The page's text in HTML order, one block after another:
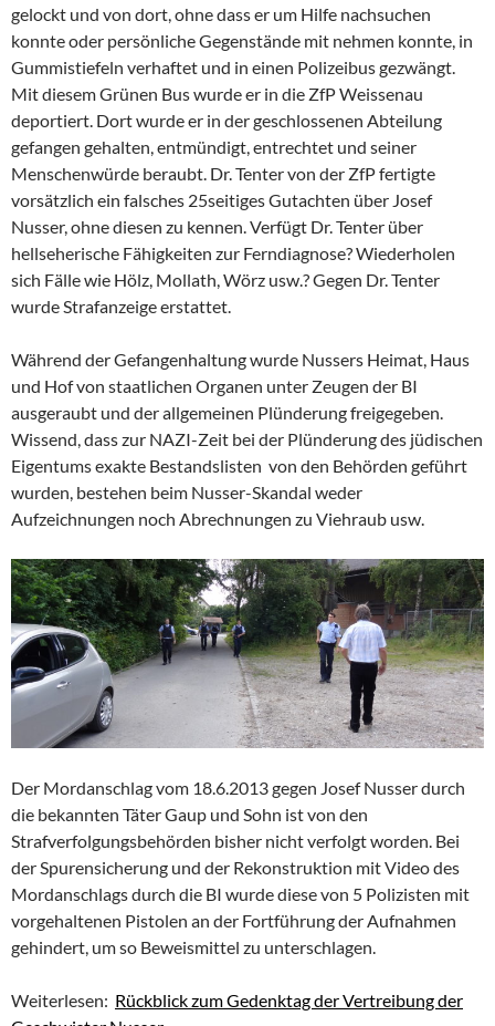
gelockt und von dort, ohne dass er um Hilfe nachsuchen
konnte oder persönliche Gegenstände mit nehmen konnte, in
Gummistiefeln verhaftet und in einen Polizeibus gezwängt.
Mit diesem Grünen Bus wurde er in die ZfP Weissenau
deportiert. Dort wurde er in der geschlossenen Abteilung
gefangen gehalten, entmündigt, entrechtet und seiner
Menschenwürde beraubt. Dr. Tenter von der ZfP fertigte
vorsätzlich ein falsches 25seitiges Gutachten über Josef
Nusser, ohne diesen zu kennen. Verfügt Dr. Tenter über
hellseherische Fähigkeiten zur Ferndiagnose? Wiederholen
sich Fälle wie Hölz, Mollath, Wörz usw.? Gegen Dr. Tenter
wurde Strafanzeige erstattet.
Während der Gefangenhaltung wurde Nussers Heimat, Haus
und Hof von staatlichen Organen unter Zeugen der BI
ausgeraubt und der allgemeinen Plünderung freigegeben.
Wissend, dass zur NAZI-Zeit bei der Plünderung des jüdischen
Eigentums exakte Bestandslisten von den Behörden geführt
wurden, bestehen beim Nusser-Skandal weder
Aufzeichnungen noch Abrechnungen zu Viehraub usw.
Der Mordanschlag vom 18.6.2013 gegen Josef Nusser durch
die bekannten Täter Gaup und Sohn ist von den
Strafverfolgungsbehörden bisher nicht verfolgt worden. Bei
der Spurensicherung und der Rekonstruktion mit Video des
Mordanschlags durch die BI wurde diese von 5 Polizisten mit
vorgehaltenen Pistolen an der Fortführung der Aufnahmen
gehindert, um so Beweismittel zu unterschlagen.
Weiterlesen: Rückblick zum Gedenktag der Vertreibung der